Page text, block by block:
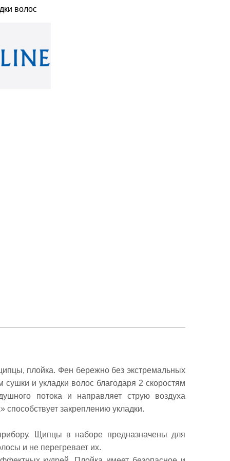
волос
плойка. Фен бережно без экстремальных
и укладки волос благодаря 2 скоростям
потока и направляет струю воздуха
способствует закреплению укладки.
Щипцы в наборе предназначены для
и не перегревает их.